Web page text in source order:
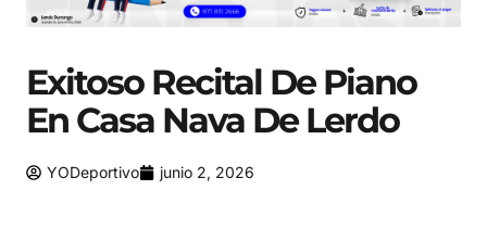
Exitoso Recital De Piano
En Casa Nava De Lerdo
YODeportivo junio 2, 2026